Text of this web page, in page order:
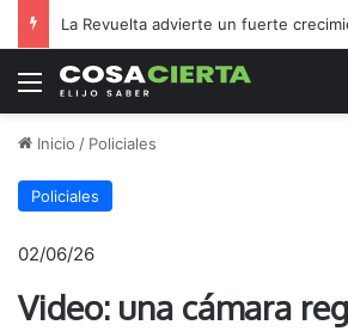
Menú
Inicio / Policiales
Policiales
02/06/26
Video: una cámara